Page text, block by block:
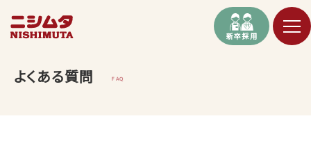
新卒採用
よくある質問 FAQ